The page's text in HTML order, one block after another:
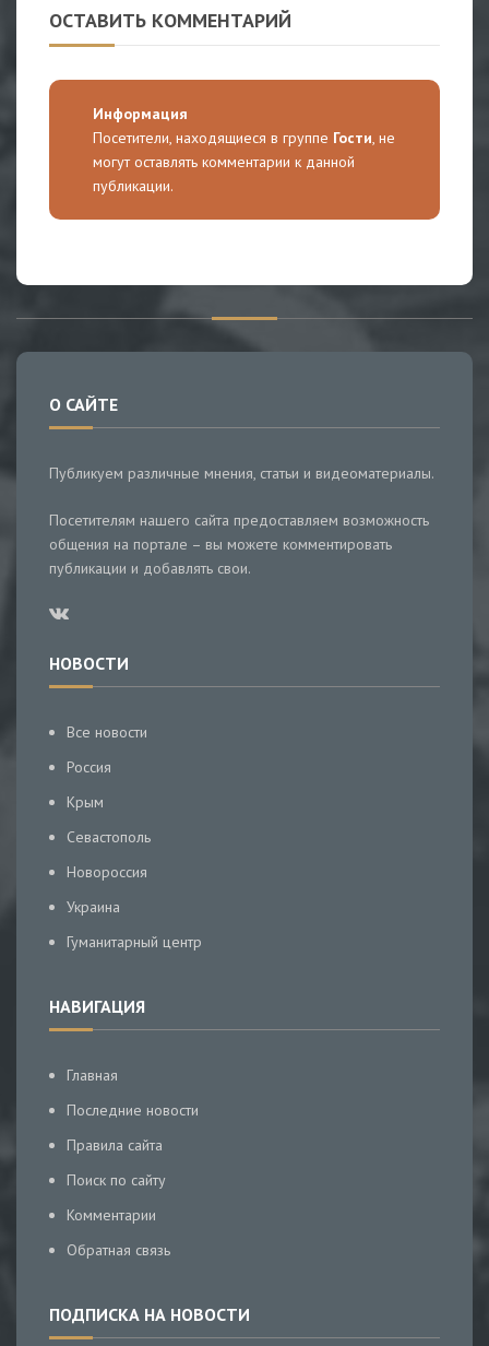
ОСТАВИТЬ КОММЕНТАРИЙ
Информация
Посетители, находящиеся в группе Гости, не
могут оставлять комментарии к данной
публикации.
О САЙТЕ
Публикуем различные мнения, статьи и видеоматериалы.
Посетителям нашего сайта предоставляем возможность
общения на портале – вы можете комментировать
публикации и добавлять свои.
НОВОСТИ
Все новости
Россия
Крым
Севастополь
Новороссия
Украина
Гуманитарный центр
НАВИГАЦИЯ
Главная
Последние новости
Правила сайта
Поиск по сайту
Комментарии
Обратная связь
ПОДПИСКА НА НОВОСТИ